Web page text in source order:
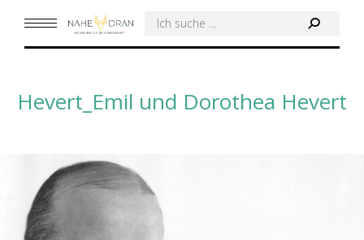
Search:
Hevert_Emil und Dorothea Hevert